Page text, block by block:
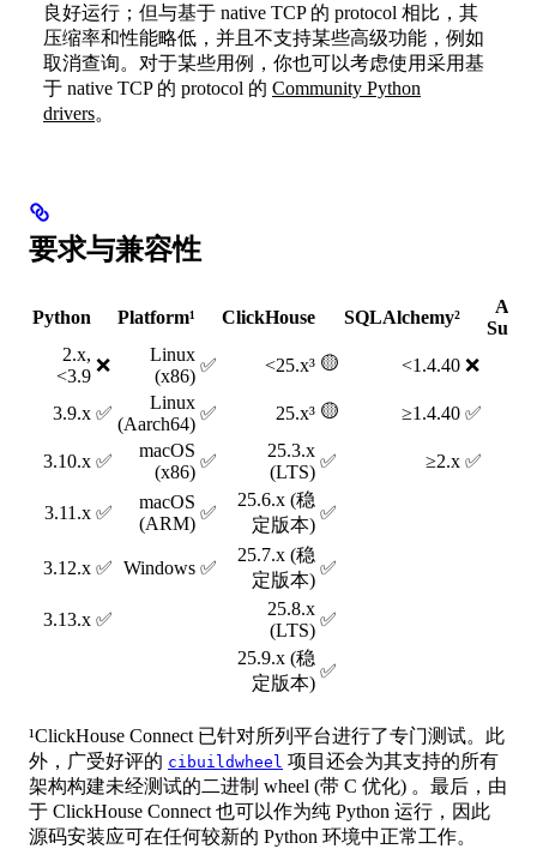
良好运行；但与基于 native TCP 的 protocol 相比，其
压缩率和性能略低，并且不支持某些高级功能，例如
取消查询。对于某些用例，你也可以考虑使用采用基
于 native TCP 的 protocol 的 Community Python
drivers。
要求与兼容性
Python Platform¹ ClickHouse SQLAlchemy²
2.x,
<3.9
❌
Linux
(x86)
✅ <25.x³ 🟡 <1.4.40 ❌
3.9.x ✅
Linux
(Aarch64)
✅ 25.x³ 🟡 ≥1.4.40 ✅
3.10.x ✅
macOS
(x86)
✅
25.3.x
(LTS)
✅ ≥2.x ✅
3.11.x ✅
macOS
(ARM)
✅
25.6.x (稳
定版本)
✅
3.12.x ✅ Windows ✅
25.7.x (稳
定版本)
✅
3.13.x ✅
25.8.x
(LTS)
✅
25.9.x (稳
定版本)
✅
¹ClickHouse Connect 已针对所列平台进行了专门测试。此
外，广受好评的 cibuildwheel 项目还会为其支持的所有
架构构建未经测试的二进制 wheel (带 C 优化) 。最后，由
于 ClickHouse Connect 也可以作为纯 Python 运行，因此
源码安装应可在任何较新的 Python 环境中正常工作。